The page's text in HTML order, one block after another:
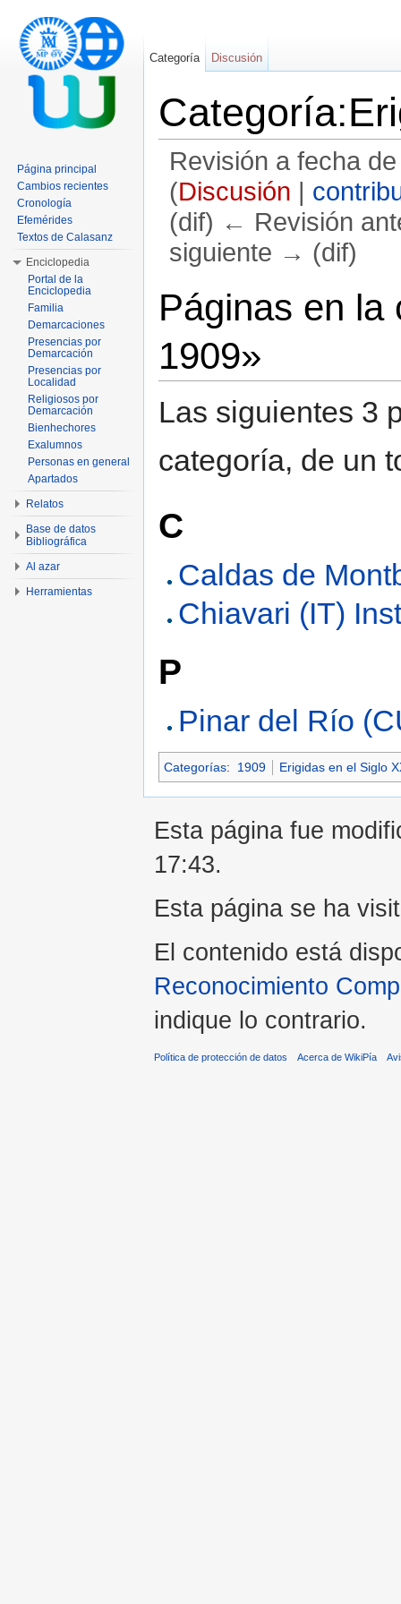
Revisión a fecha
(Discusión |
(dif) ← Revisión
siguiente → (dif)
Páginas en la
1909»
Las siguientes 3
categoría, de un
C
Caldas de
Chiavari (IT)
P
Pinar del Río
Categorías: 1909 Erigidas en el Siglo
Categoría Discusión
Página principal
Cambios recientes
Cronología
Efemérides
Textos de Calasanz
Enciclopedia
Portal de la
Enciclopedia
Familia
Demarcaciones
Presencias por
Demarcación
Presencias por
Localidad
Religiosos por
Demarcación
Bienhechores
Exalumnos
Personas en general
Apartados
Relatos
Base de datos
Bibliográfica
Al azar
Herramientas
Esta página fue
17:43.
Esta página se ha
El contenido está
Reconocimiento
indique lo contrario.
Política de protección de datos Acerca de WikiPía